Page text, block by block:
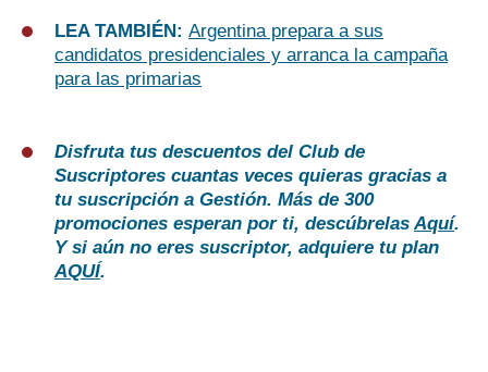
LEA TAMBIÉN: Argentina prepara a sus
candidatos presidenciales y arranca la campaña
para las primarias
Disfruta tus descuentos del Club de
Suscriptores cuantas veces quieras gracias a
tu suscripción a Gestión. Más de 300
promociones esperan por ti, descúbrelasAquí.
Y si aún no eres suscriptor, adquiere tu plan
AQUÍ.